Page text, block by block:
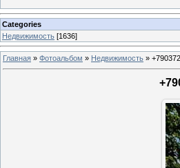
Categories
Недвижимость [1636]
Главная » Фотоальбом » Недвижимость »